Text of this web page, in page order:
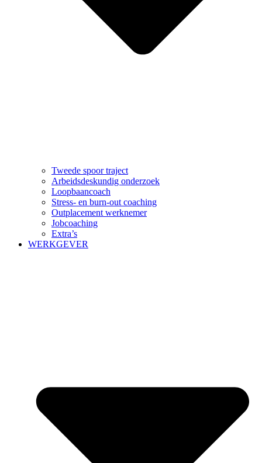
Tweede spoor traject
Arbeidsdeskundig onderzoek
Loopbaancoach
Stress- en burn-out coaching
Outplacement werknemer
Jobcoaching
Extra’s
WERKGEVER